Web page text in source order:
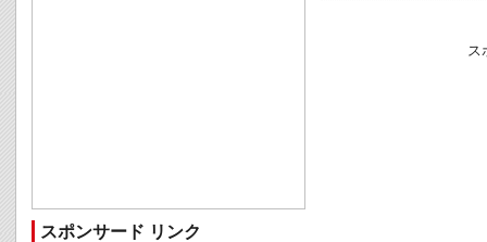
ス
スポンサード リンク